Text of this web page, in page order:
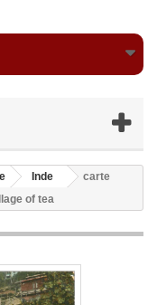
Inde
carte
of tea